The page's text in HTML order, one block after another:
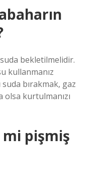
bekletilmelidir.
kullanmanız
bırakmak, gaz
kurtulmanızı
pişmiş